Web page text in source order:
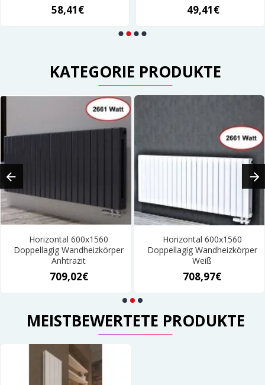
58,41€ 49,41€
KATEGORIE PRODUKTE
Horizontal 600x1560
Doppellagig Wandheizkörper
Anhtrazit
709,02€
Horizontal 600x1560
Doppellagig Wandheizkörper
Weiß
708,97€
MEISTBEWERTETE PRODUKTE